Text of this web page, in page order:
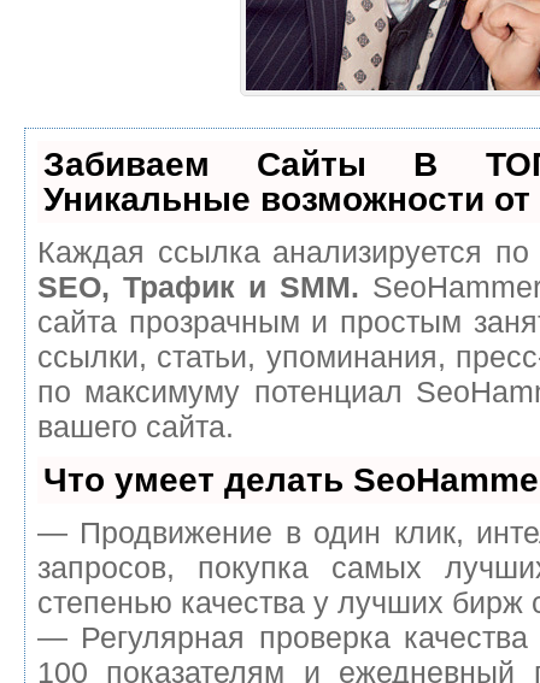
Забиваем Сайты В
Уникальные возможности от
Каждая ссылка анализируется
SEO, Трафик и SMM.
сайта прозрачным и простым
ссылки, статьи, упоминания,
по максимуму потенциал
вашего сайта.
Что умеет делать
— Продвижение в один клик,
запросов, покупка самых
степенью качества у лучших бирж
— Регулярная проверка
100 показателям и ежедневный